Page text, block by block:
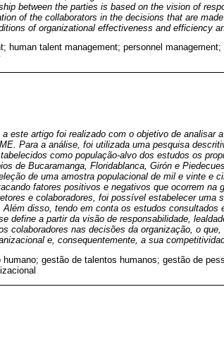
between the parties is based on the vision of
of the collaborators in the decisions that are
of organizational effectiveness and efficiency
human talent management; personnel
este artigo foi realizado com o objetivo de analisar
Para a análise, foi utilizada uma pesquisa
como população-alvo dos estudos os
de Bucaramanga, Floridablanca, Girón e
de uma amostra populacional de mil e vinte e
fatores positivos e negativos que ocorrem na
e colaboradores, foi possível estabelecer uma
disso, tendo em conta os estudos consultados
define a partir da visão de responsabilidade,
colaboradores nas decisões da organização, o
e, consequentemente, a sua
humano; gestão de talentos humanos; gestão de